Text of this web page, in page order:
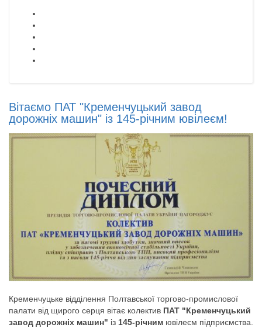
Вітаємо ПАТ "Кременчуцький завод
дорожніх машин" із 145-річним ювілеєм!
Кременчуцьке відділення Полтавської торгово-промислової
палати від щирого серця вітає колектив ПАТ "Кременчуцький
завод дорожніх машин" із 145-річним ювілеєм підприємства.